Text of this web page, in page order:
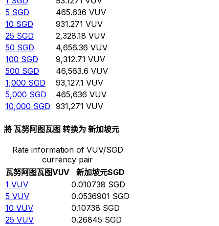
5 SGD 465.636 VUV
10 SGD 931.271 VUV
25 SGD 2,328.18 VUV
50 SGD 4,656.36 VUV
100 SGD 9,312.71 VUV
500 SGD 46,563.6 VUV
1,000 SGD 93,127.1 VUV
5,000 SGD 465,636 VUV
10,000 SGD 931,271 VUV
將 瓦努阿图瓦图 转换为 新加坡元
Rate information of VUV/SGD
currency pair
瓦努阿图瓦图VUV 新加坡元SGD
1 VUV 0.010738 SGD
5 VUV 0.0536901 SGD
10 VUV 0.10738 SGD
25 VUV 0.26845 SGD